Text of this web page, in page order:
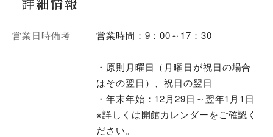
営業日時備考 営業時間：9：00～17：30
・原則月曜日（月曜日が祝日の場合
はその翌日）、祝日の翌日
・年末年始：12月29日～翌年1月1日
※詳しくは開館カレンダーをご確認く
ださい。